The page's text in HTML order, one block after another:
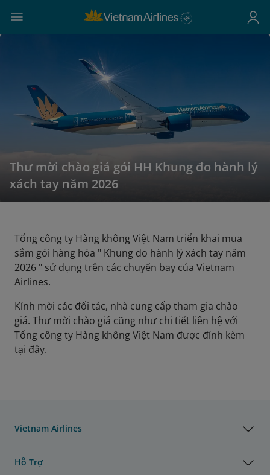
Thư mời chào giá gói HH Khung đo hành lý
xách tay năm 2026
Tổng công ty Hàng không Việt Nam triển khai mua
sắm gói hàng hóa " Khung đo hành lý xách tay năm
2026 " sử dụng trên các chuyến bay của Vietnam
Airlines.
Kính mời các đối tác, nhà cung cấp tham gia chào
giá. Thư mời chào giá cũng như chi tiết liên hệ với
Tổng công ty Hàng không Việt Nam được đính kèm
tại đây.
Vietnam Airlines
Hỗ Trợ